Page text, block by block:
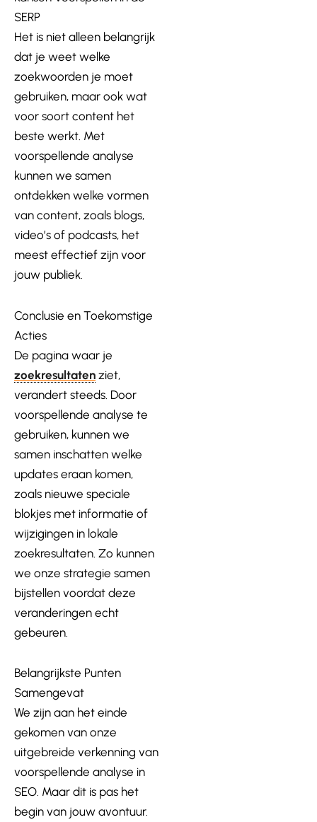
SERP
Het is niet alleen belangrijk
dat je weet welke
zoekwoorden je moet
gebruiken, maar ook wat
voor soort content het
beste werkt. Met
voorspellende analyse
kunnen we samen
ontdekken welke vormen
van content, zoals blogs,
video’s of podcasts, het
meest effectief zijn voor
jouw publiek.
Conclusie en Toekomstige
Acties
De pagina waar je
zoekresultaten ziet,
verandert steeds. Door
voorspellende analyse te
gebruiken, kunnen we
samen inschatten welke
updates eraan komen,
zoals nieuwe speciale
blokjes met informatie of
wijzigingen in lokale
zoekresultaten. Zo kunnen
we onze strategie samen
bijstellen voordat deze
veranderingen echt
gebeuren.
Belangrijkste Punten
Samengevat
We zijn aan het einde
gekomen van onze
uitgebreide verkenning van
voorspellende analyse in
SEO. Maar dit is pas het
begin van jouw avontuur.